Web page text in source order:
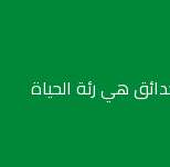
هي رئة الحياة